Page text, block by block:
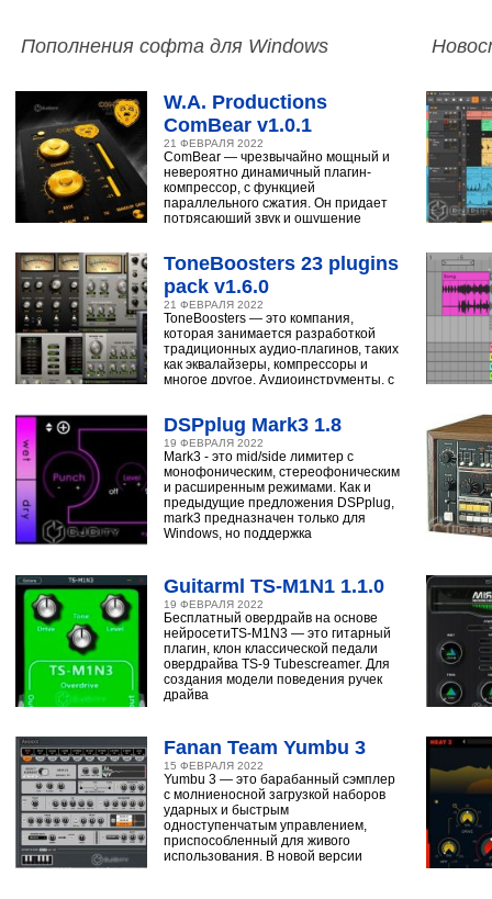
Пополнения софта для Windows
W.A. Productions
ComBear v1.0.1
21 ФЕВРАЛЯ 2022
ComBear — чрезвычайно мощный и
невероятно динамичный плагин-
компрессор, с функцией
параллельного сжатия. Он придает
потрясающий звук и ощущение
ToneBoosters 23 plugins
pack v1.6.0
21 ФЕВРАЛЯ 2022
ToneBoosters — это компания,
которая занимается разработкой
традиционных аудио-плагинов, таких
как эквалайзеры, компрессоры и
многое другое. Аудиоинструменты, с
DSPplug Mark3 1.8
19 ФЕВРАЛЯ 2022
Mark3 - это mid/side лимитер с
монофоническим, стереофоническим
и расширенным режимами. Как и
предыдущие предложения DSPplug,
mark3 предназначен только для
Windows, но поддержка
Guitarml TS-M1N1 1.1.0
19 ФЕВРАЛЯ 2022
Бесплатный овердрайв на основе
нейросетиTS-M1N3 — это гитарный
плагин, клон классической педали
овердрайва TS-9 Tubescreamer. Для
создания модели поведения ручек
драйва
Fanan Team Yumbu 3
15 ФЕВРАЛЯ 2022
Yumbu 3 — это барабанный сэмплер
с молниеносной загрузкой наборов
ударных и быстрым
одноступенчатым управлением,
приспособленный для живого
использования. В новой версии